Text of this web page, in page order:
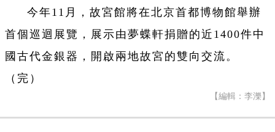
今年11月，故宮館將在北京首都博物館舉辦
首個巡迴展覽，展示由夢蝶軒捐贈的近1400件中
國古代金銀器，開啟兩地故宮的雙向交流。
（完）
【編輯：李濼】